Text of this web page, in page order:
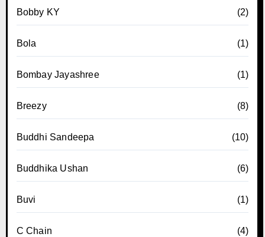
Bobby KY (2)
Bola (1)
Bombay Jayashree (1)
Breezy (8)
Buddhi Sandeepa (10)
Buddhika Ushan (6)
Buvi (1)
C Chain (4)